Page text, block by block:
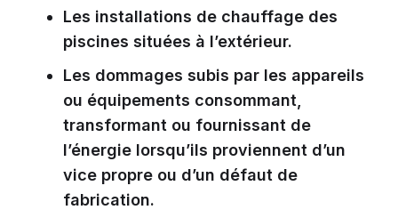
Les installations de chauffage des
piscines situées à l’extérieur.
Les dommages subis par les appareils
ou équipements consommant,
transformant ou fournissant de
l’énergie lorsqu’ils proviennent d’un
vice propre ou d’un défaut de
fabrication.